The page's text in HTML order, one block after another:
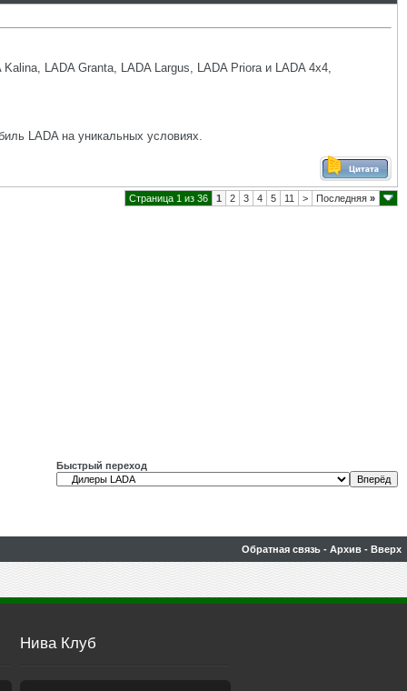
LADA Granta, LADA Largus, LADA Priora и LADA 4x4,
LADA на уникальных условиях.
Страница 1 из 36 1 2 3 4 5 11 > Последняя »
Быстрый переход
Обратная связь - Архив - Вверх
Нива Клуб